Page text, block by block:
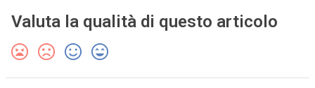
Valuta la qualità di questo articolo